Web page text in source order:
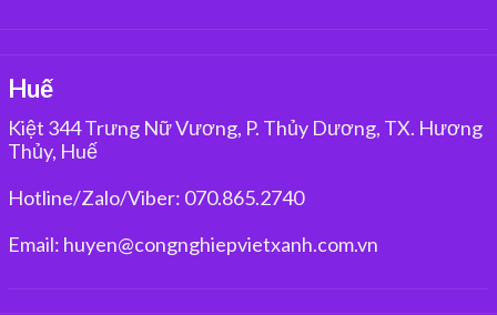
Huế
Kiệt 344 Trưng Nữ Vương, P. Thủy Dương, TX. Hương
Thủy, Huế
Hotline/Zalo/Viber: 070.865.2740
Email: huyen@congnghiepvietxanh.com.vn